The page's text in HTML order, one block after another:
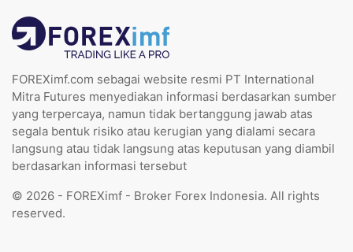
FOREXimf.com sebagai website resmi PT International
Mitra Futures menyediakan informasi berdasarkan sumber
yang terpercaya, namun tidak bertanggung jawab atas
segala bentuk risiko atau kerugian yang dialami secara
langsung atau tidak langsung atas keputusan yang diambil
berdasarkan informasi tersebut
© 2026 - FOREXimf - Broker Forex Indonesia. All rights
reserved.